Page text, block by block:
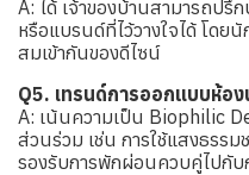
A: ได้ เจ้าของบ้านสามารถป
หรือแบรนด์ที่ไว้วางใจได้ โดย
สมเข้ากันของดีไซน์
Q5. เทรนด์การออกแบบห้อ
A: เน้นความเป็น Biophilic
ส่วนร่วม เช่น การใช้แสงธรร
รองรับการพักผ่อนควบคู่ไปกั